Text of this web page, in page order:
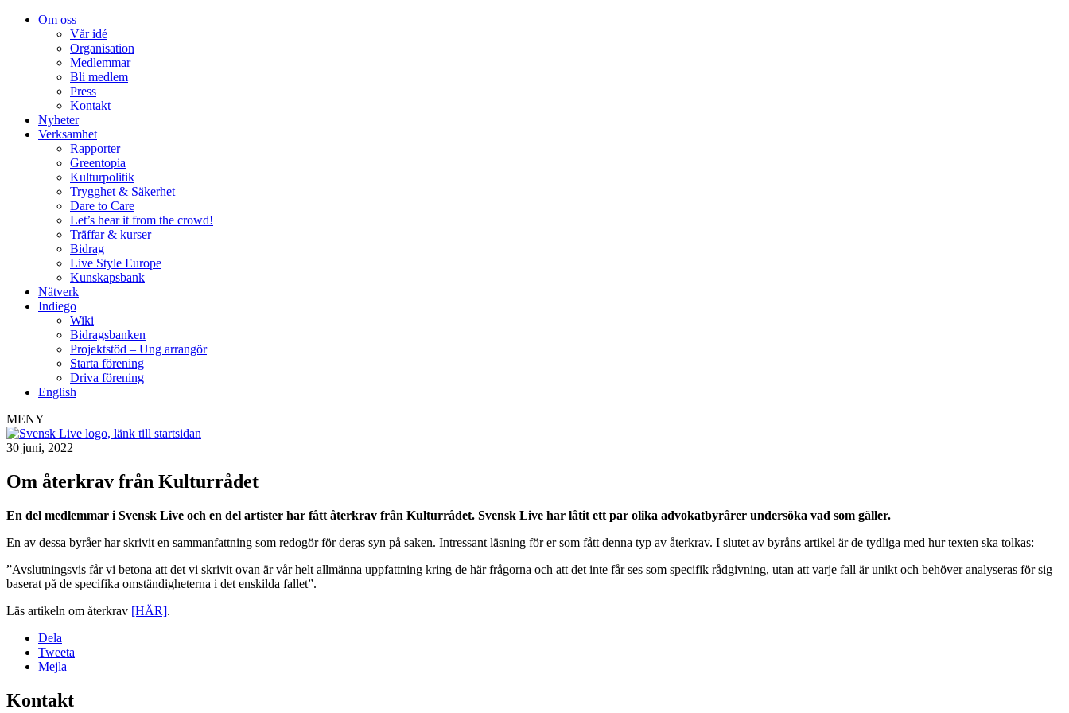
Om oss
Vår idé
Organisation
Medlemmar
Bli medlem
Press
Kontakt
Nyheter
Verksamhet
Rapporter
Greentopia
Kulturpolitik
Trygghet & Säkerhet
Dare to Care
Let’s hear it from the crowd!
Träffar & kurser
Bidrag
Live Style Europe
Kunskapsbank
Nätverk
Indiego
Wiki
Bidragsbanken
Projektstöd – Ung arrangör
Starta förening
Driva förening
English
MENY
30 juni, 2022
Om återkrav från Kulturrådet
En del medlemmar i Svensk Live och en del artister har fått återkrav från Kulturrådet. Svensk Live har låtit ett par olika advokatbyrårer undersöka vad som gäller.
En av dessa byråer har skrivit en sammanfattning som redogör för deras syn på saken. Intressant läsning för er som fått denna typ av återkrav. I slutet av byråns artikel är de tydliga med hur texten ska tolkas:
”Avslutningsvis får vi betona att det vi skrivit ovan är vår helt allmänna uppfattning kring de här frågorna och att det inte får ses som specifik rådgivning, utan att varje fall är unikt och behöver analyseras för sig
baserat på de specifika omständigheterna i det enskilda fallet”.
Läs artikeln om återkrav [HÄR].
Dela
Tweeta
Mejla
Kontakt